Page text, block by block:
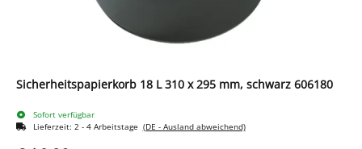
Sicherheitspapierkorb 18 L 310 x 295 mm, schwarz 606180
Sofort verfügbar
Lieferzeit: 2 - 4 Arbeitstage (DE - Ausland abweichend)